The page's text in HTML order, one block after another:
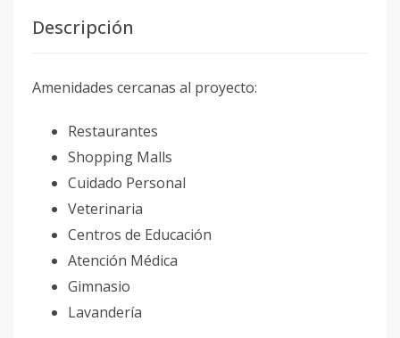
Descripción
Amenidades cercanas al proyecto:
Restaurantes
Shopping Malls
Cuidado Personal
Veterinaria
Centros de Educación
Atención Médica
Gimnasio
Lavandería